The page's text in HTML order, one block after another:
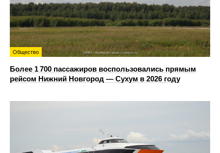
Общество
Более 1 700 пассажиров воспользовались прямым
рейсом Нижний Новгород — Сухум в 2026 году